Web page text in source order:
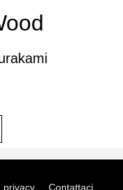
privacy
Contattaci